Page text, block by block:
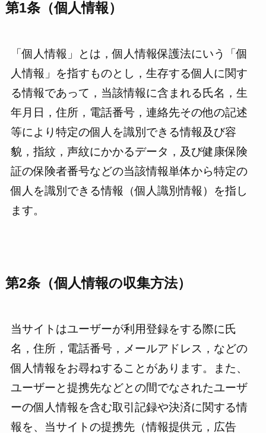
第1条（個人情報）
「個人情報」とは，個人情報保護法にいう「個
人情報」を指すものとし，生存する個人に関す
る情報であって，当該情報に含まれる氏名，生
年月日，住所，電話番号，連絡先その他の記述
等により特定の個人を識別できる情報及び容
貌，指紋，声紋にかかるデータ，及び健康保険
証の保険者番号などの当該情報単体から特定の
個人を識別できる情報（個人識別情報）を指し
ます。
第2条（個人情報の収集方法）
当サイトはユーザーが利用登録をする際に氏
名，住所，電話番号，メールアドレス，などの
個人情報をお尋ねすることがあります。また、
ユーザーと提携先などとの間でなされたユーザ
ーの個人情報を含む取引記録や決済に関する情
報を、当サイトの提携先（情報提供元，広告